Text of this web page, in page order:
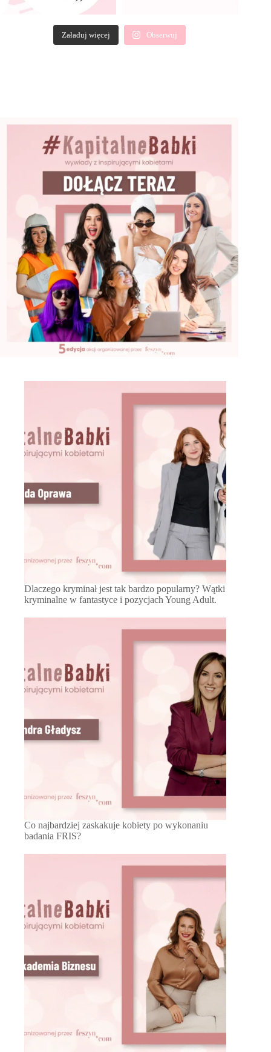
Załaduj więcej Obserwuj
Dlaczego kryminał jest tak bardzo popularny? Wątki
kryminalne w fantastyce i pozycjach Young Adult.
Co najbardziej zaskakuje kobiety po wykonaniu
badania FRIS?